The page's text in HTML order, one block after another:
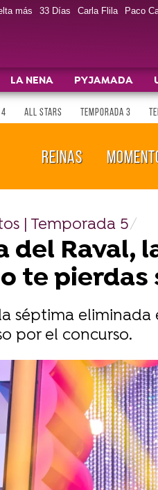
más 33 Días Carla Flila Paco
LA NENA PYJAMADA
4 ALL STARS TEMPORADA 3
REINAS
| Temporada 5
del Raval,
te
séptima
por el concurso.